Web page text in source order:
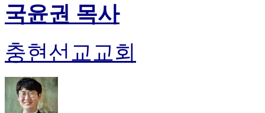
국윤권 목사
충현선교교회